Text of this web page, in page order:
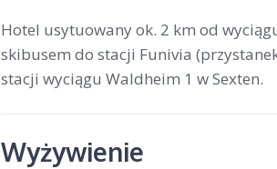
Hotel usytuowany ok. 2 km od
skibusem do stacji Funivia
stacji wyciągu Waldheim 1 w Sexten.
Wyżywienie